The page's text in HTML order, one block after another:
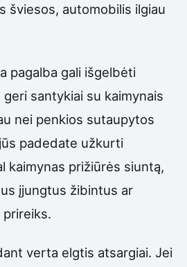
šviesos, automobilis ilgiau
pagalba gali išgelbėti
santykiai su kaimynais
nei penkios sutaupytos
padedate užkurti
kaimynas prižiūrės siuntą,
įjungtus žibintus ar
prireiks.
verta elgtis atsargiai. Jei